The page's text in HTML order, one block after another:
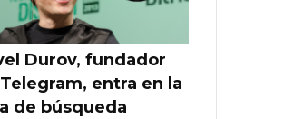
Durov, fundador
entra en la
de búsqueda